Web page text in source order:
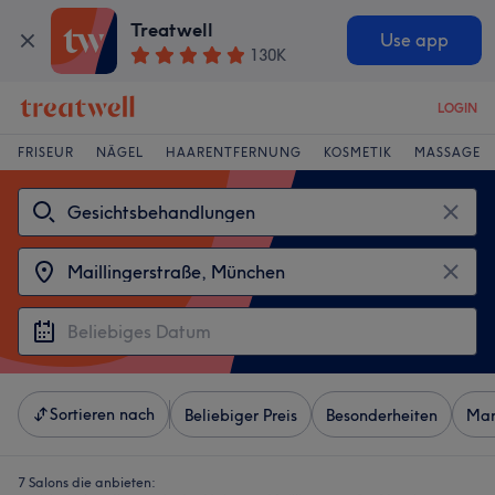
Treatwell
130K
Use app
LOGIN
FRISEUR NÄGEL HAARENTFERNUNG KOSMETIK MASSAGE
Sortieren nach Beliebiger Preis Besonderheiten
7 Salons die anbieten: